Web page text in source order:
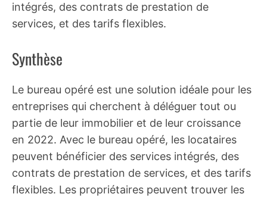
intégrés, des contrats de prestation de
services, et des tarifs flexibles.
Synthèse
Le bureau opéré est une solution idéale pour les
entreprises qui cherchent à déléguer tout ou
partie de leur immobilier et de leur croissance
en 2022. Avec le bureau opéré, les locataires
peuvent bénéficier des services intégrés, des
contrats de prestation de services, et des tarifs
flexibles. Les propriétaires peuvent trouver les